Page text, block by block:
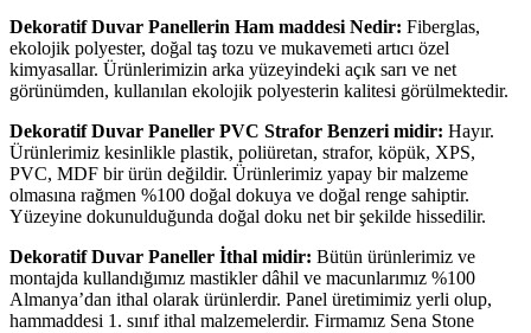
Dekoratif Duvar Panellerin Ham maddesi Nedir: Fiberglas,
ekolojik polyester, doğal taş tozu ve mukavemeti artıcı özel
kimyasallar. Ürünlerimizin arka yüzeyindeki açık sarı ve net
görünümden, kullanılan ekolojik polyesterin kalitesi görülmektedir.
Dekoratif Duvar Paneller PVC Strafor Benzeri midir: Hayır.
Ürünlerimiz kesinlikle plastik, poliüretan, strafor, köpük, XPS,
PVC, MDF bir ürün değildir. Ürünlerimiz yapay bir malzeme
olmasına rağmen %100 doğal dokuya ve doğal renge sahiptir.
Yüzeyine dokunulduğunda doğal doku net bir şekilde hissedilir.
Dekoratif Duvar Paneller İthal midir: Bütün ürünlerimiz ve
montajda kullandığımız mastikler dâhil ve macunlarımız %100
Almanya’dan ithal olarak ürünlerdir. Panel üretimimiz yerli olup,
hammaddesi 1. sınıf ithal malzemelerdir. Firmamız Sena Stone